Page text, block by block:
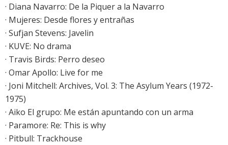
· Diana Navarro: De la Piquer a la Navarro
· Mujeres: Desde flores y entrañas
· Sufjan Stevens: Javelin
· KUVE: No drama
· Travis Birds: Perro deseo
· Omar Apollo: Live for me
· Joni Mitchell: Archives, Vol. 3: The Asylum Years (1972-
1975)
· Aiko El grupo: Me están apuntando con un arma
· Paramore: Re: This is why
· Pitbull: Trackhouse